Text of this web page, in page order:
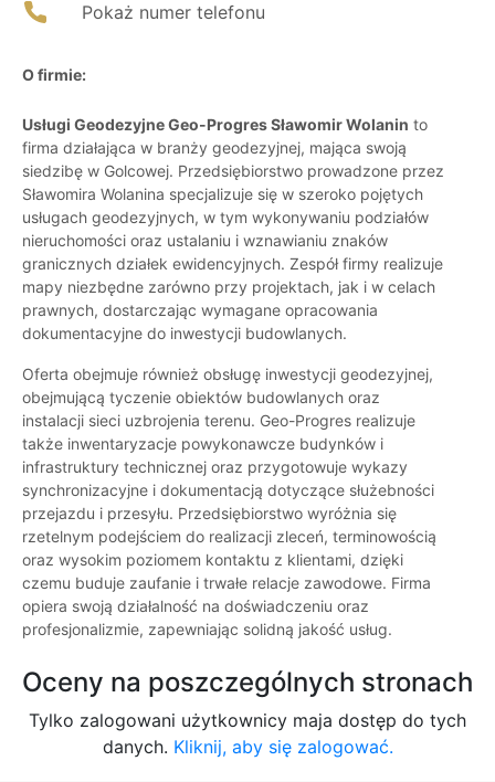
Pokaż numer telefonu
O firmie:
Usługi Geodezyjne Geo-Progres Sławomir Wolanin to
firma działająca w branży geodezyjnej, mająca swoją
siedzibę w Golcowej. Przedsiębiorstwo prowadzone przez
Sławomira Wolanina specjalizuje się w szeroko pojętych
usługach geodezyjnych, w tym wykonywaniu podziałów
nieruchomości oraz ustalaniu i wznawianiu znaków
granicznych działek ewidencyjnych. Zespół firmy realizuje
mapy niezbędne zarówno przy projektach, jak i w celach
prawnych, dostarczając wymagane opracowania
dokumentacyjne do inwestycji budowlanych.
Oferta obejmuje również obsługę inwestycji geodezyjnej,
obejmującą tyczenie obiektów budowlanych oraz
instalacji sieci uzbrojenia terenu. Geo-Progres realizuje
także inwentaryzacje powykonawcze budynków i
infrastruktury technicznej oraz przygotowuje wykazy
synchronizacyjne i dokumentacją dotyczące służebności
przejazdu i przesyłu. Przedsiębiorstwo wyróżnia się
rzetelnym podejściem do realizacji zleceń, terminowością
oraz wysokim poziomem kontaktu z klientami, dzięki
czemu buduje zaufanie i trwałe relacje zawodowe. Firma
opiera swoją działalność na doświadczeniu oraz
profesjonalizmie, zapewniając solidną jakość usług.
Oceny na poszczególnych stronach
Tylko zalogowani użytkownicy maja dostęp do tych
danych. Kliknij, aby się zalogować.